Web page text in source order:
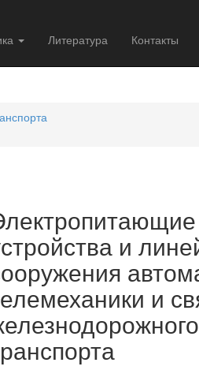
Литература Контакты
и
и